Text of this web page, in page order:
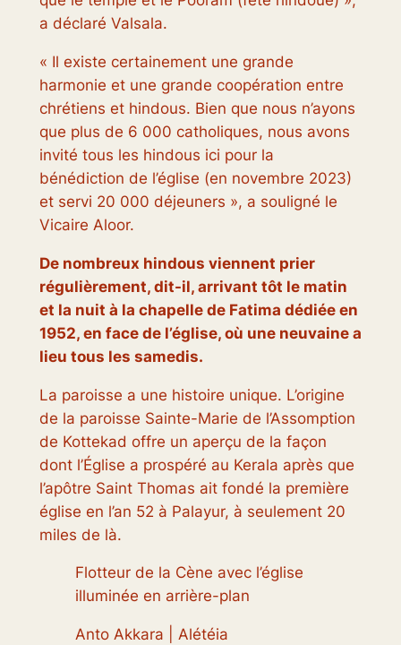
a déclaré Valsala.
« Il existe certainement une grande
harmonie et une grande coopération entre
chrétiens et hindous. Bien que nous n’ayons
que plus de 6 000 catholiques, nous avons
invité tous les hindous ici pour la
bénédiction de l’église (en novembre 2023)
et servi 20 000 déjeuners », a souligné le
Vicaire Aloor.
De nombreux hindous viennent prier
régulièrement, dit-il, arrivant tôt le matin
et la nuit à la chapelle de Fatima dédiée en
1952, en face de l’église, où une neuvaine a
lieu tous les samedis.
La paroisse a une histoire unique. L’origine
de la paroisse Sainte-Marie de l’Assomption
de Kottekad offre un aperçu de la façon
dont l’Église a prospéré au Kerala après que
l’apôtre Saint Thomas ait fondé la première
église en l’an 52 à Palayur, à seulement 20
miles de là.
Flotteur de la Cène avec l’église
illuminée en arrière-plan
Anto Akkara | Alétéia